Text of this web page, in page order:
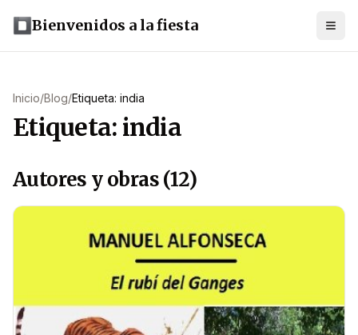
Bienvenidos a la fiesta
Inicio/Blog/Etiqueta: india
Etiqueta: india
Autores y obras (12)